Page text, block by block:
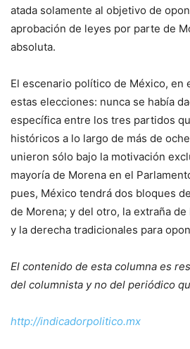
atada solamente al objetivo de
aprobación de leyes por parte de
absoluta.
El escenario político de México, en
estas elecciones: nunca se había
específica entre los tres partidos
históricos a lo largo de más de
unieron sólo bajo la motivación
mayoría de Morena en el
pues, México tendrá dos bloques
de Morena; y del otro, la extraña
y la derecha tradicionales para
El contenido de esta columna es
del columnista y no del periódico
http://indicadorpolitico.mx